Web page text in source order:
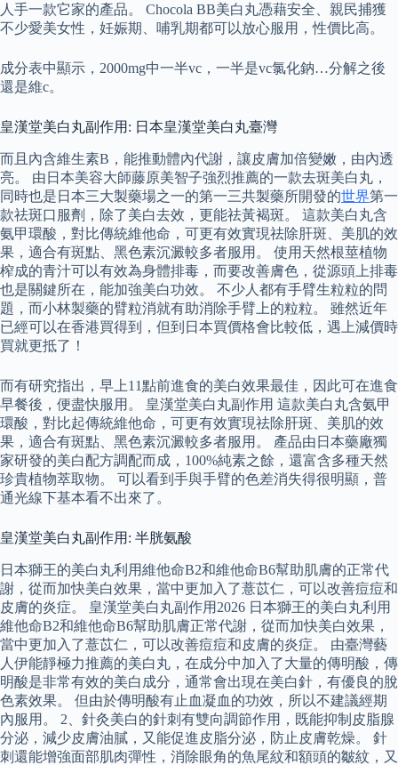
人手一款它家的產品。 Chocola BB美白丸憑藉安全、親民捕獲
不少愛美女性，妊娠期、哺乳期都可以放心服用，性價比高。
成分表中顯示，2000mg中一半vc，一半是vc氯化鈉…分解之後
還是維c。
皇漢堂美白丸副作用: 日本皇漢堂美白丸臺灣
而且內含維生素B，能推動體內代謝，讓皮膚加倍變嫩，由內透
亮。 由日本美容大師藤原美智子強烈推薦的一款去斑美白丸，
同時也是日本三大製藥場之一的第一三共製藥所開發的世界第一
款祛斑口服劑，除了美白去效，更能祛黃褐斑。 這款美白丸含
氨甲環酸，對比傳統維他命，可更有效實現祛除肝斑、美肌的效
果，適合有斑點、黑色素沉澱較多者服用。 使用天然根莖植物
榨成的青汁可以有效為身體排毒，而要改善膚色，從源頭上排毒
也是關鍵所在，能加強美白功效。 不少人都有手臂生粒粒的問
題，而小林製藥的臂粒消就有助消除手臂上的粒粒。 雖然近年
已經可以在香港買得到，但到日本買價格會比較低，遇上減價時
買就更抵了！
而有研究指出，早上11點前進食的美白效果最佳，因此可在進食
早餐後，便盡快服用。 皇漢堂美白丸副作用 這款美白丸含氨甲
環酸，對比起傳統維他命，可更有效實現祛除肝斑、美肌的效
果，適合有斑點、黑色素沉澱較多者服用。 產品由日本藥廠獨
家研發的美白配方調配而成，100%純素之餘，還富含多種天然
珍貴植物萃取物。 可以看到手與手臂的色差消失得很明顯，普
通光線下基本看不出來了。
皇漢堂美白丸副作用: 半胱氨酸
日本獅王的美白丸利用維他命B2和維他命B6幫助肌膚的正常代
謝，從而加快美白效果，當中更加入了薏苡仁，可以改善痘痘和
皮膚的炎症。 皇漢堂美白丸副作用2026 日本獅王的美白丸利用
維他命B2和維他命B6幫助肌膚正常代謝，從而加快美白效果，
當中更加入了薏苡仁，可以改善痘痘和皮膚的炎症。 由臺灣藝
人伊能靜極力推薦的美白丸，在成分中加入了大量的傳明酸，傳
明酸是非常有效的美白成分，通常會出現在美白針，有優良的脫
色素效果。 但由於傳明酸有止血凝血的功效，所以不建議經期
內服用。 2、針灸美白的針刺有雙向調節作用，既能抑制皮脂腺
分泌，減少皮膚油膩，又能促進皮脂分泌，防止皮膚乾燥。 針
刺還能增強面部肌肉彈性，消除眼角的魚尾紋和額頭的皺紋，又